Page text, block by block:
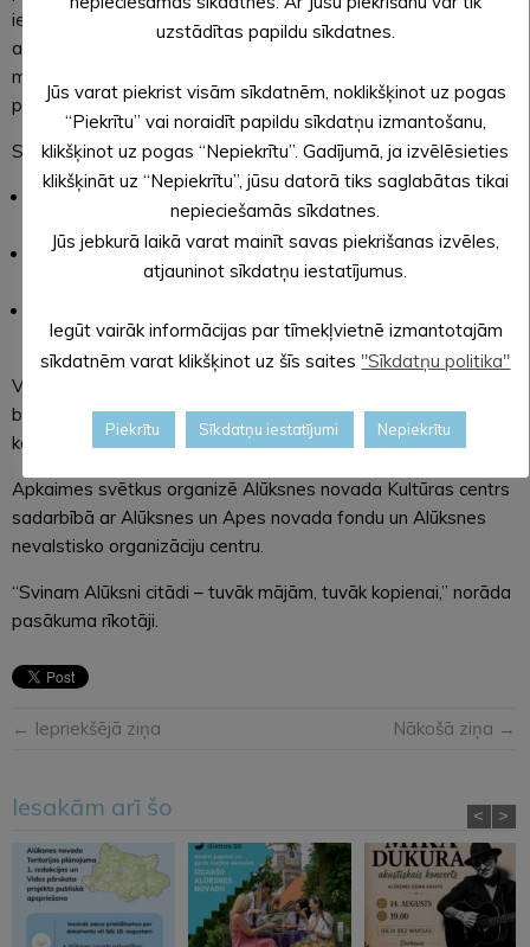
iedzīvotājs, neatkarīgi, kurā Alūksnes pilsētas vietā dzīvo, ir
aicināts svinēt, baudīt svētku atmosfēru, dejot, ziedot labam
mērķim un vienkārši būt kopā ar kaimiņiem. Visiem trim
pasākumiem būs vienāds norises laiks no plkst.19.00-24.00.
Svētku norises datumi:
21. jūnijā Lielā Ezera ielas skvērā. Muzicēs Normunds
4. jūlijā Apes ielā, ābeļdārzā aiz Energoceltnieka ēkas.
Muzicēs Lauris Neilands.
Juris Ķirsons.
Visos pasākumos darbosies labdarības kafejnīca, kuras laikā
būs iespēja ziedot kopienas labam darbam, kā arī izbraukuma
kafejnīca “Efekts”.
Apkaimes svētkus organizē Alūksnes novada Kultūras centrs
sadarbībā ar Alūksnes un Apes novada fondu un Alūksnes
nevalstisko organizāciju centru.
“Svinam Alūksni citādi – tuvāk mājām, tuvāk kopienai,” norāda
pasākuma rīkotāji.
← Iepriekšējā ziņa Nākošā ziņa →
Iesakām arī šo < >
uzstādītas papildu sīkdatnes.
Jūs varat piekrist visām sīkdatnēm, noklikšķinot uz pogas
“Piekrītu” vai noraidīt papildu sīkdatņu izmantošanu,
klikšķinot uz pogas “Nepiekrītu”. Gadījumā, ja izvēlēsieties
klikšķināt uz “Nepiekrītu”, jūsu datorā tiks saglabātas tikai
nepieciešamās sīkdatnes.
Jūs jebkurā laikā varat mainīt savas piekrišanas izvēles,
atjauninot sīkdatņu iestatījumus.
Iegūt vairāk informācijas par tīmekļvietnē izmantotajām
sīkdatnēm varat klikšķinot uz šīs saites "Sīkdatņu politika"
Piekrītu Sīkdatņu iestatījumi Nepiekrītu